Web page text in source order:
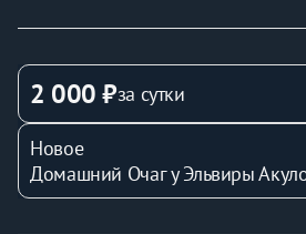
Удобства: двуспальная кровать,
Размещаем командированных
предоставляем полный пакет
(10% от стоимости указанной в
возвращается в день выезда
уборки, если не нарушены
сохранность имущества; Ранний
2 000 ₽за сутки
Новое
Домашний Очаг у Эльвиры